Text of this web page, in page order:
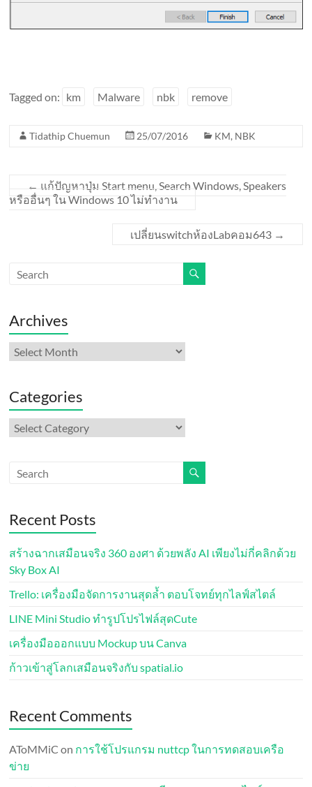
Tagged on: km Malware nbk remove
Tidathip Chuemun 25/07/2016 KM, NBK
← แก้ปัญหาปุ่ม Start menu, Search Windows, Speakers
หรืออื่นๆ ใน Windows 10 ไม่ทำงาน
เปลี่ยนswitchห้องLabคอม643 →
Archives
Archives
Categories
Categories
Recent Posts
สร้างฉากเสมือนจริง 360 องศา ด้วยพลัง AI เพียงไม่กี่คลิกด้วย
Sky Box AI
Trello: เครื่องมือจัดการงานสุดล้ำ ตอบโจทย์ทุกไลฟ์สไตล์
LINE Mini Studio ทำรูปโปรไฟล์สุดCute
เครื่องมือออกแบบ Mockup บน Canva
ก้าวเข้าสู่โลกเสมือนจริงกับ spatial.io
Recent Comments
AToMMiC on การใช้โปรแกรม nuttcp ในการทดสอบเครือ
ข่าย